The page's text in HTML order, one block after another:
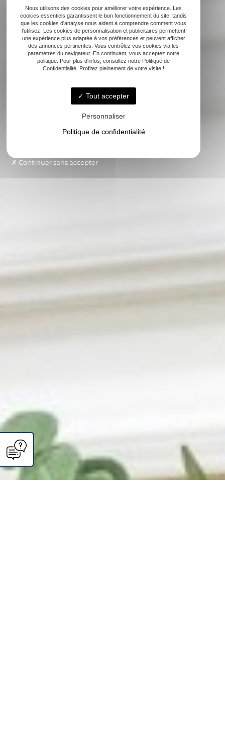
Nous utilisons des cookies pour améliorer votre expérience. Les
cookies essentiels garantissent le bon fonctionnement du site, tandis
que les cookies d'analyse nous aident à comprendre comment vous
l'utilisez. Les cookies de personnalisation et publicitaires permettent
une expérience plus adaptée à vos préférences et peuvent afficher
des annonces pertinentes. Vous contrôlez vos cookies via les
paramètres du navigateur. En continuant, vous acceptez notre
politique. Pour plus d'infos, consultez notre Politique de
Confidentialité. Profitez pleinement de votre visite !
Tout accepter
Personnaliser
Politique de confidentialité
Continuer sans accepter